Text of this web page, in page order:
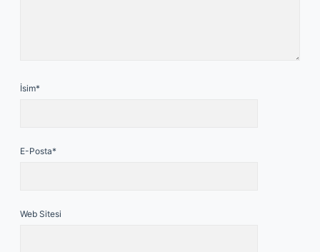
İsim*
E-Posta*
Web Sitesi